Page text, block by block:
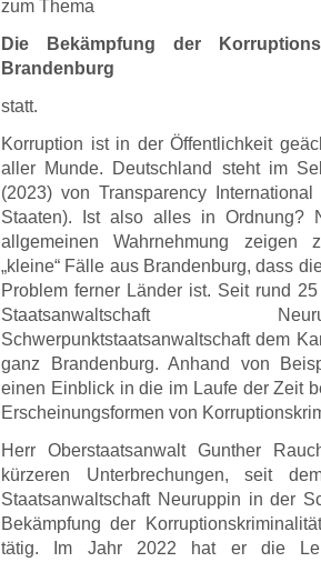
zum Thema
Die Bekämpfung der
Brandenburg
statt.
Korruption ist in der Öffentlichkeit
aller Munde. Deutschland steht im
(2023) von Transparency
Staaten). Ist also alles in Ordnung?
allgemeinen Wahrnehmung zeigen
„kleine“ Fälle aus Brandenburg, dass
Problem ferner Länder ist. Seit rund
Staatsanwaltschaft
Schwerpunktstaatsanwaltschaft dem
ganz Brandenburg. Anhand von
einen Einblick in die im Laufe der Zeit
Erscheinungsformen von
Herr Oberstaatsanwalt Gunther
kürzeren Unterbrechungen, seit
Staatsanwaltschaft Neuruppin in der
Bekämpfung der
tätig. Im Jahr 2022 hat er die